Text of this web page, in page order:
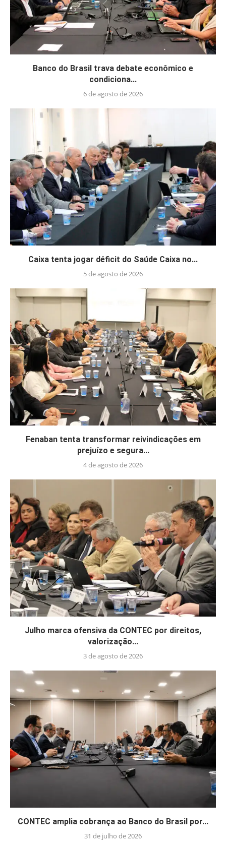
Banco do Brasil trava debate econômico e
condiciona...
6 de agosto de 2026
Caixa tenta jogar déficit do Saúde Caixa no...
5 de agosto de 2026
Fenaban tenta transformar reivindicações em
prejuízo e segura...
4 de agosto de 2026
Julho marca ofensiva da CONTEC por direitos,
valorização...
3 de agosto de 2026
CONTEC amplia cobrança ao Banco do Brasil por...
31 de julho de 2026